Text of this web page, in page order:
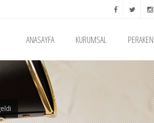
ANASAYFA KURUMSAL